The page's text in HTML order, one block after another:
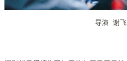
导演 谢飞